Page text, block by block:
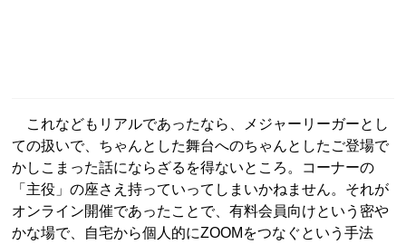
これなどもリアルであったなら、メジャーリーガーとし
ての扱いで、ちゃんとした舞台へのちゃんとしたご登場で
かしこまった話にならざるを得ないところ。コーナーの
「主役」の座さえ持っていってしまいかねません。それが
オンライン開催であったことで、有料会員向けという密や
かな場で、自宅から個人的にZOOMをつなぐという手法